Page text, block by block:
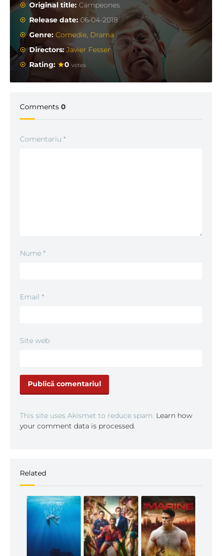
Original title:Campeones
Release date:06-04-2018
Genre:Comedie, Drama
Directors:Javier Fesser
Rating:
0 votes
Comments 0
Comentariu *
Nume *
Email *
Site web
This site uses Akismet to reduce spam. Learn how
your comment data is processed.
Related